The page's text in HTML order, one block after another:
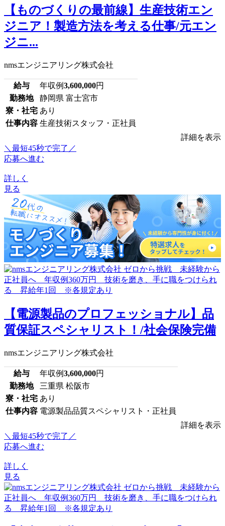
【ものづくりの最前線】生産技術エン
ジニア！製造方法を考える仕事/元エン
ジニ...
nmsエンジニアリング株式会社
給与 年収例3,600,000円
勤務地
静岡県 富士宮市
寮・社宅 あり
仕事内容 生産技術スタッフ・正社員
詳細を表示
＼最短45秒で完了／
応募へ進む
詳しく
見る
【電源製品のプロフェッショナル】品
質保証スペシャリスト！/社会保険完備
nmsエンジニアリング株式会社
給与 年収例3,600,000円
勤務地
三重県 松阪市
寮・社宅 あり
仕事内容 電源製品品質スペシャリスト・正社員
詳細を表示
＼最短45秒で完了／
応募へ進む
詳しく
見る